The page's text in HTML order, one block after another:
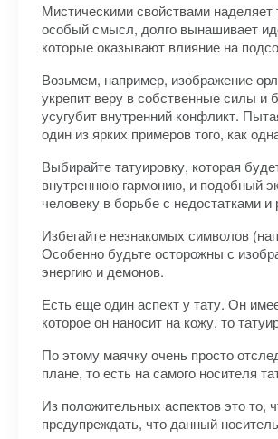
Мистическими свойствами
особый смысл, долго вынашивает
которые оказывают влияние на
Возьмем, например, изображение
укрепит веру в собственные силы
усугубит внутренний конфликт.
один из ярких примеров того, как
Выбирайте татуировку, которая
внутреннюю гармонию, и подобный
человеку в борьбе с недостатками и
Избегайте незнакомых символов
Особенно будьте осторожны с
энергию и демонов.
Есть еще один аспект у тату. Он
которое он наносит на кожу, то
По этому маячку очень просто
плане, то есть на самого носителя
Из положительных аспектов это то,
предупреждать, что данный